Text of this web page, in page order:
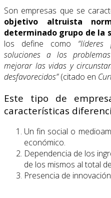
Son empresas que se
objetivo altruista
determinado grupo de la
los define como
soluciones a los
mejorar las vidas y
desfavorecidos”(citado en
Este tipo de
características
Un fin social o
económico.
Dependencia de los
de los mismos al total
Presencia de